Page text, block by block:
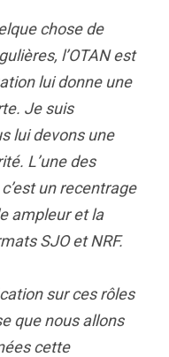
chose de
l’OTAN est
lui donne une
Je suis
lui devons une
L’une des
un recentrage
ampleur et la
SJO et NRF.
sur ces rôles
que nous allons
cette